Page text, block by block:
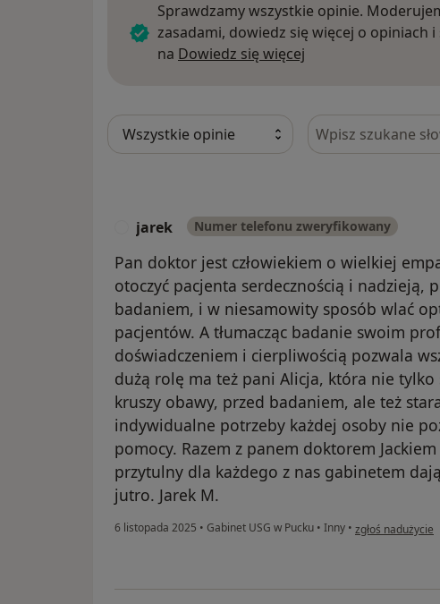
Sprawdzamy wszystkie opinie.
zasadami, dowiedz się więcej o opiniach
na Dowiedz się więcej
Szukaj w opiniach
jarek Numer telefonu zweryfikowany
Pan doktor jest człowiekiem o wielkiej
otoczyć pacjenta serdecznością i nadzieją,
badaniem, i w niesamowity sposób wlać
pacjentów. A tłumacząc badanie swoim
doświadczeniem i cierpliwością pozwala
dużą rolę ma też pani Alicja, która nie tylko
kruszy obawy, przed badaniem, ale też
indywidualne potrzeby każdej osoby nie
pomocy. Razem z panem doktorem
przytulny dla każdego z nas gabinetem
jutro. Jarek M.
6 listopada 2025 • Gabinet USG w Pucku • Inny • w opinii
zgłoś nadużycie